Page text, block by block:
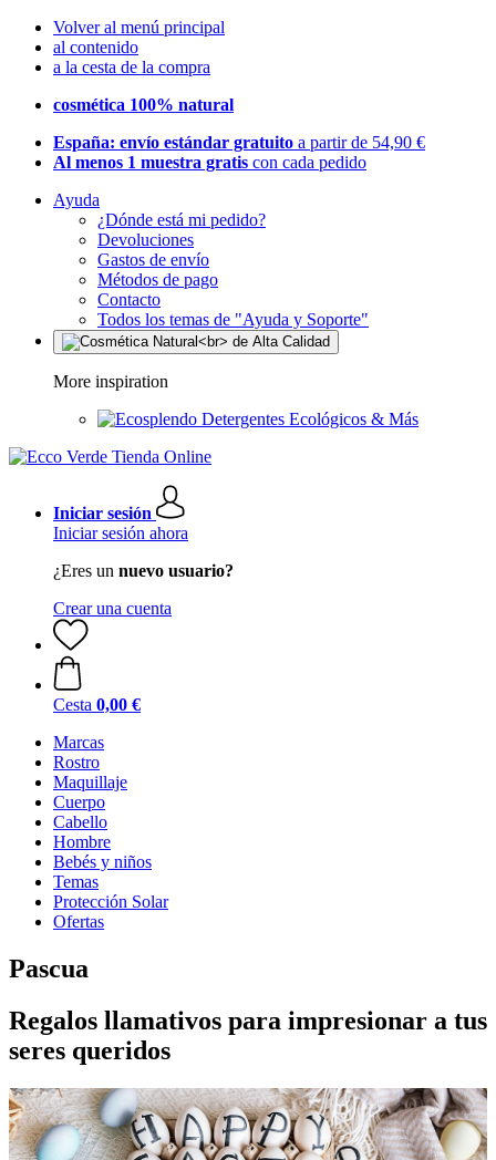
Volver al menú principal
al contenido
a la cesta de la compra
cosmética 100% natural
España: envío estándar gratuito a partir de 54,90 €
Al menos 1 muestra gratis con cada pedido
Ayuda
¿Dónde está mi pedido?
Devoluciones
Gastos de envío
Métodos de pago
Contacto
Todos los temas de "Ayuda y Soporte"
More inspiration
Detergentes Ecológicos & Más
Iniciar sesión
Iniciar sesión ahora
¿Eres un nuevo usuario?
Crear una cuenta
Cesta 0,00 €
Marcas
Rostro
Maquillaje
Cuerpo
Cabello
Hombre
Bebés y niños
Temas
Protección Solar
Ofertas
Pascua
Regalos llamativos para impresionar a tus
seres queridos